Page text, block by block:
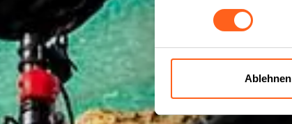
Ablehnen